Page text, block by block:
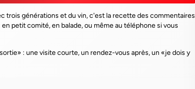
trois générations et du vin, c'est la recette des commentaires
petit comité, en balade, ou même au téléphone si vous
: une visite courte, un rendez-vous après, un «je dois y